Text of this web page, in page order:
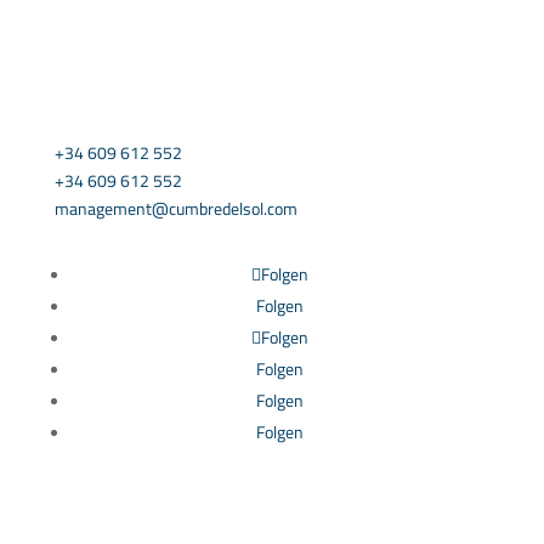
+34 609 612 552
+34 609 612 552
management@cumbredelsol.com
Folgen
Folgen
Folgen
Folgen
Folgen
Folgen